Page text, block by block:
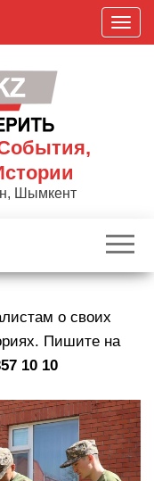
П
о
к
р
в
и
г
а
Шымкент
о своих
Пишите на
10 10